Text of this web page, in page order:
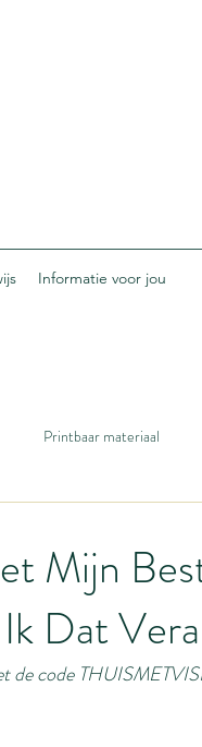
Informatie voor jou
Printbaar materiaal
Huisonderwijs Hoe
Mijn
Dat
de code